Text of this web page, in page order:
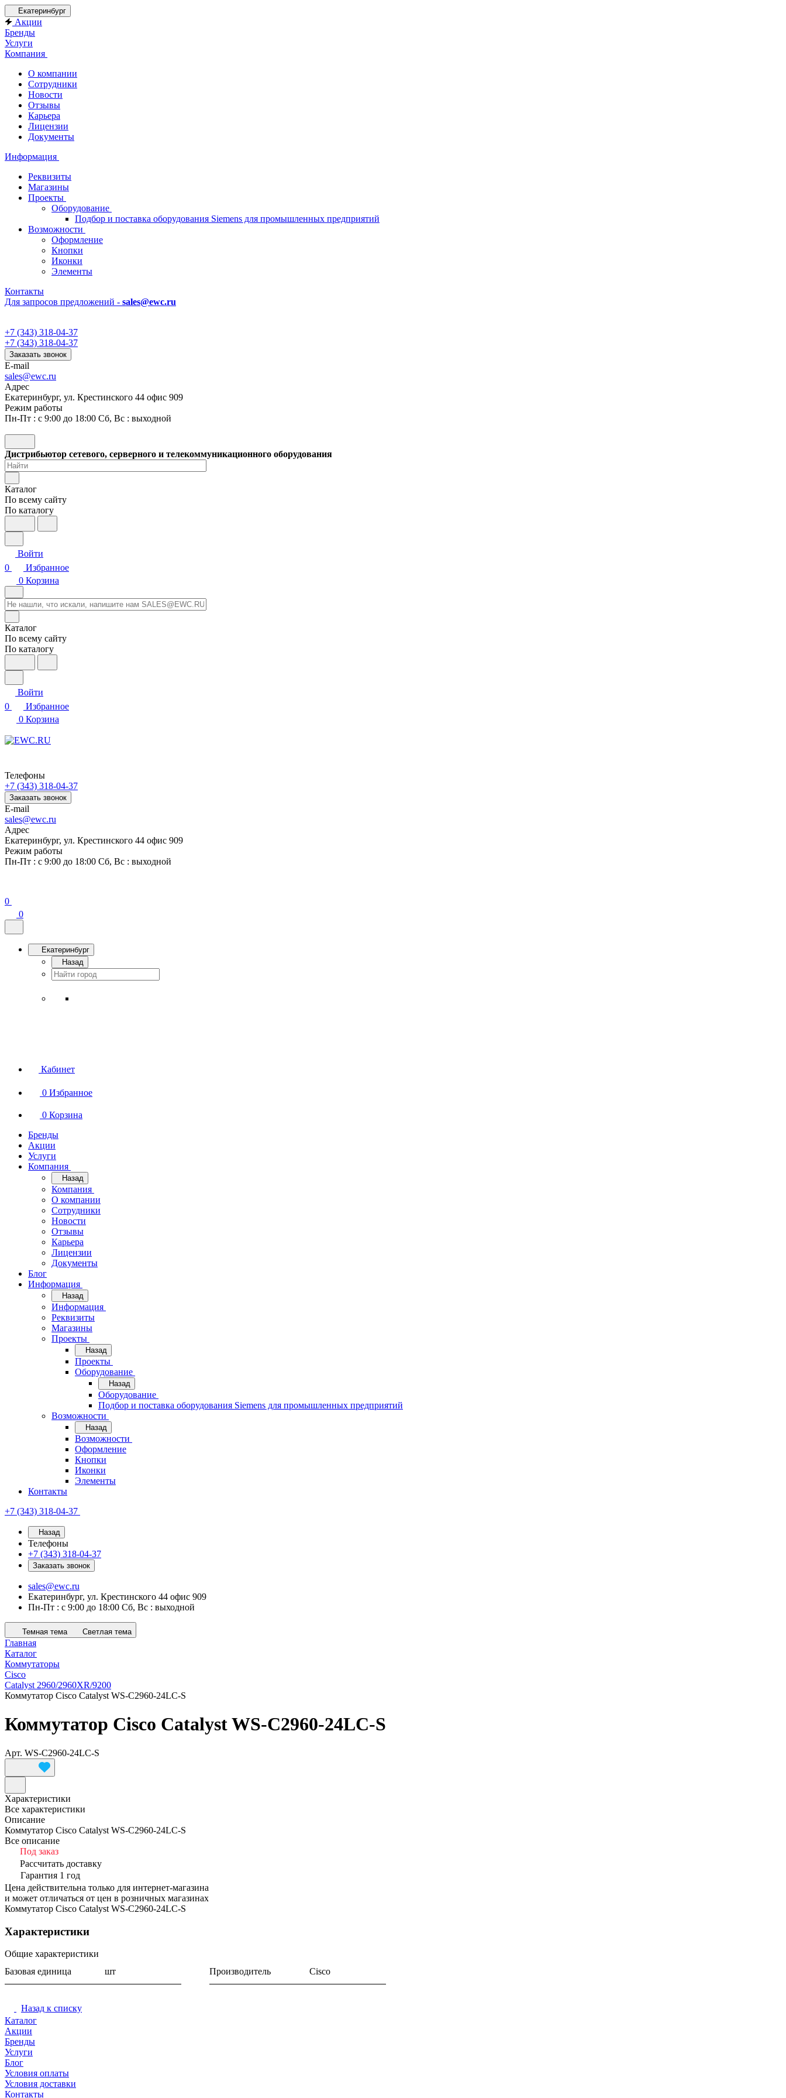
Екатеринбург
Акции
Бренды
Услуги
Компания
О компании
Сотрудники
Новости
Отзывы
Карьера
Лицензии
Документы
Информация
Реквизиты
Магазины
Проекты
Оборудование
Подбор и поставка оборудования Siemens для промышленных предприятий
Возможности
Оформление
Кнопки
Иконки
Элементы
Контакты
Для запросов предложений - sales@ewc.ru
+7 (343) 318-04-37
+7 (343) 318-04-37
Заказать звонок
E-mail
sales@ewc.ru
Адрес
Екатеринбург, ул. Крестинского 44 офис 909
Режим работы
Пн-Пт : с 9:00 до 18:00 Сб, Вс : выходной
Дистрибьютор сетевого, серверного и телекоммуникационного оборудования
Каталог
По всему сайту
По каталогу
Войти
0
Избранное
0 Корзина
Каталог
По всему сайту
По каталогу
Войти
0
Избранное
0 Корзина
Телефоны
+7 (343) 318-04-37
Заказать звонок
E-mail
sales@ewc.ru
Адрес
Екатеринбург, ул. Крестинского 44 офис 909
Режим работы
Пн-Пт : с 9:00 до 18:00 Сб, Вс : выходной
0
0
Екатеринбург
Назад
Кабинет
0 Избранное
0 Корзина
Бренды
Акции
Услуги
Компания
Назад
Компания
О компании
Сотрудники
Новости
Отзывы
Карьера
Лицензии
Документы
Блог
Информация
Назад
Информация
Реквизиты
Магазины
Проекты
Назад
Проекты
Оборудование
Назад
Оборудование
Подбор и поставка оборудования Siemens для промышленных предприятий
Возможности
Назад
Возможности
Оформление
Кнопки
Иконки
Элементы
Контакты
+7 (343) 318-04-37
Назад
Телефоны
+7 (343) 318-04-37
Заказать звонок
sales@ewc.ru
Екатеринбург, ул. Крестинского 44 офис 909
Пн-Пт : с 9:00 до 18:00 Сб, Вс : выходной
Темная тема Светлая тема
Главная
Каталог
Коммутаторы
Cisco
Catalyst 2960/2960XR/9200
Коммутатор Cisco Catalyst WS-C2960-24LC-S
Коммутатор Cisco Catalyst WS-C2960-24LC-S
Арт. WS-C2960-24LC-S
Характеристики
Все характеристики
Описание
Коммутатор Cisco Catalyst WS-C2960-24LC-S
Все описание
Под заказ
Рассчитать доставку
Гарантия 1 год
Цена действительна только для интернет-магазина
и может отличаться от цен в розничных магазинах
Коммутатор Cisco Catalyst WS-C2960-24LC-S
Характеристики
Общие характеристики
Базовая единица
шт Производитель Cisco
Назад к списку
Каталог
Акции
Бренды
Услуги
Блог
Условия оплаты
Условия доставки
Контакты